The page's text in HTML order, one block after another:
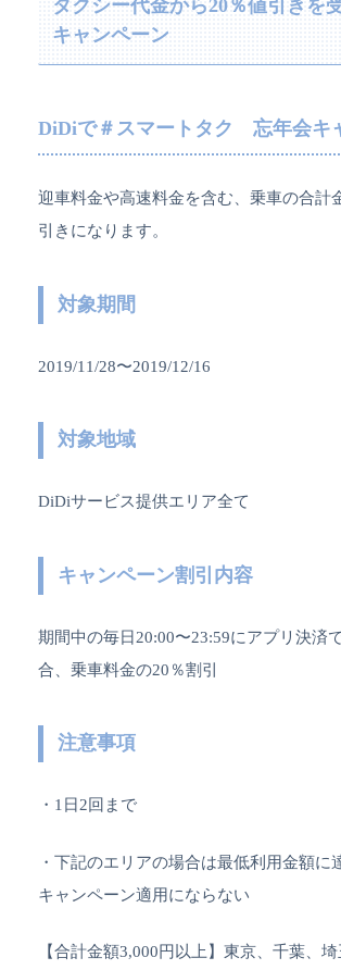
タクシー代金から20％値引きを
キャンペーン
DiDiで＃スマートタク 忘年会キ
迎車料金や高速料金を含む、乗車の合計
引きになります。
対象期間
2019/11/28〜2019/12/16
対象地域
DiDiサービス提供エリア全て
キャンペーン割引内容
期間中の毎日20:00〜23:59にアプリ決済
合、乗車料金の20％割引
注意事項
・1日2回まで
・下記のエリアの場合は最低利用金額に
キャンペーン適用にならない
【合計金額3,000円以上】東京、千葉、埼